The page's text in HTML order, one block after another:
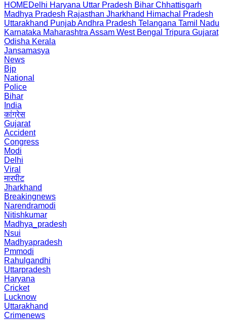
HOMEDelhi Haryana Uttar Pradesh Bihar Chhattisgarh
Madhya Pradesh Rajasthan Jharkhand Himachal Pradesh
Uttarakhand PunjabAndhra Pradesh Telangana Tamil Nadu
Karnataka Maharashtra Assam West Bengal Tripura Gujarat
Odisha Kerala
Jansamasya
News
Bjp
National
Police
Bihar
India
कांग्रेस
Gujarat
Accident
Congress
Modi
Delhi
Viral
मारपीट
Jharkhand
Breakingnews
Narendramodi
Nitishkumar
Madhya_pradesh
Nsui
Madhyapradesh
Pmmodi
Rahulgandhi
Uttarpradesh
Haryana
Cricket
Lucknow
Uttarakhand
Crimenews